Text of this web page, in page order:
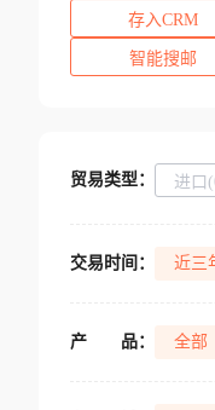
存入CRM
智能搜邮
贸易类型： 进口
交易时间： 近三
产 品： 全部